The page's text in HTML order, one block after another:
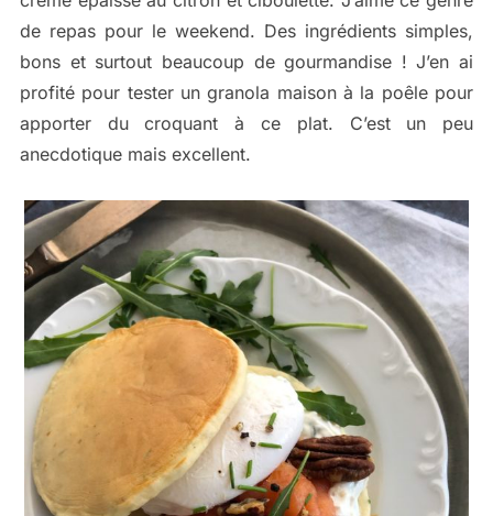
de repas pour le weekend. Des ingrédients simples,
bons et surtout beaucoup de gourmandise ! J’en ai
profité pour tester un granola maison à la poêle pour
apporter du croquant à ce plat. C’est un peu
anecdotique mais excellent.